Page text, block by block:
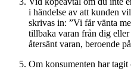
i händelse av att kunden
skrivas in: ”Vi får vänta
tillbaka varan från dig
återsänt varan, beroende
Om konsumenten har